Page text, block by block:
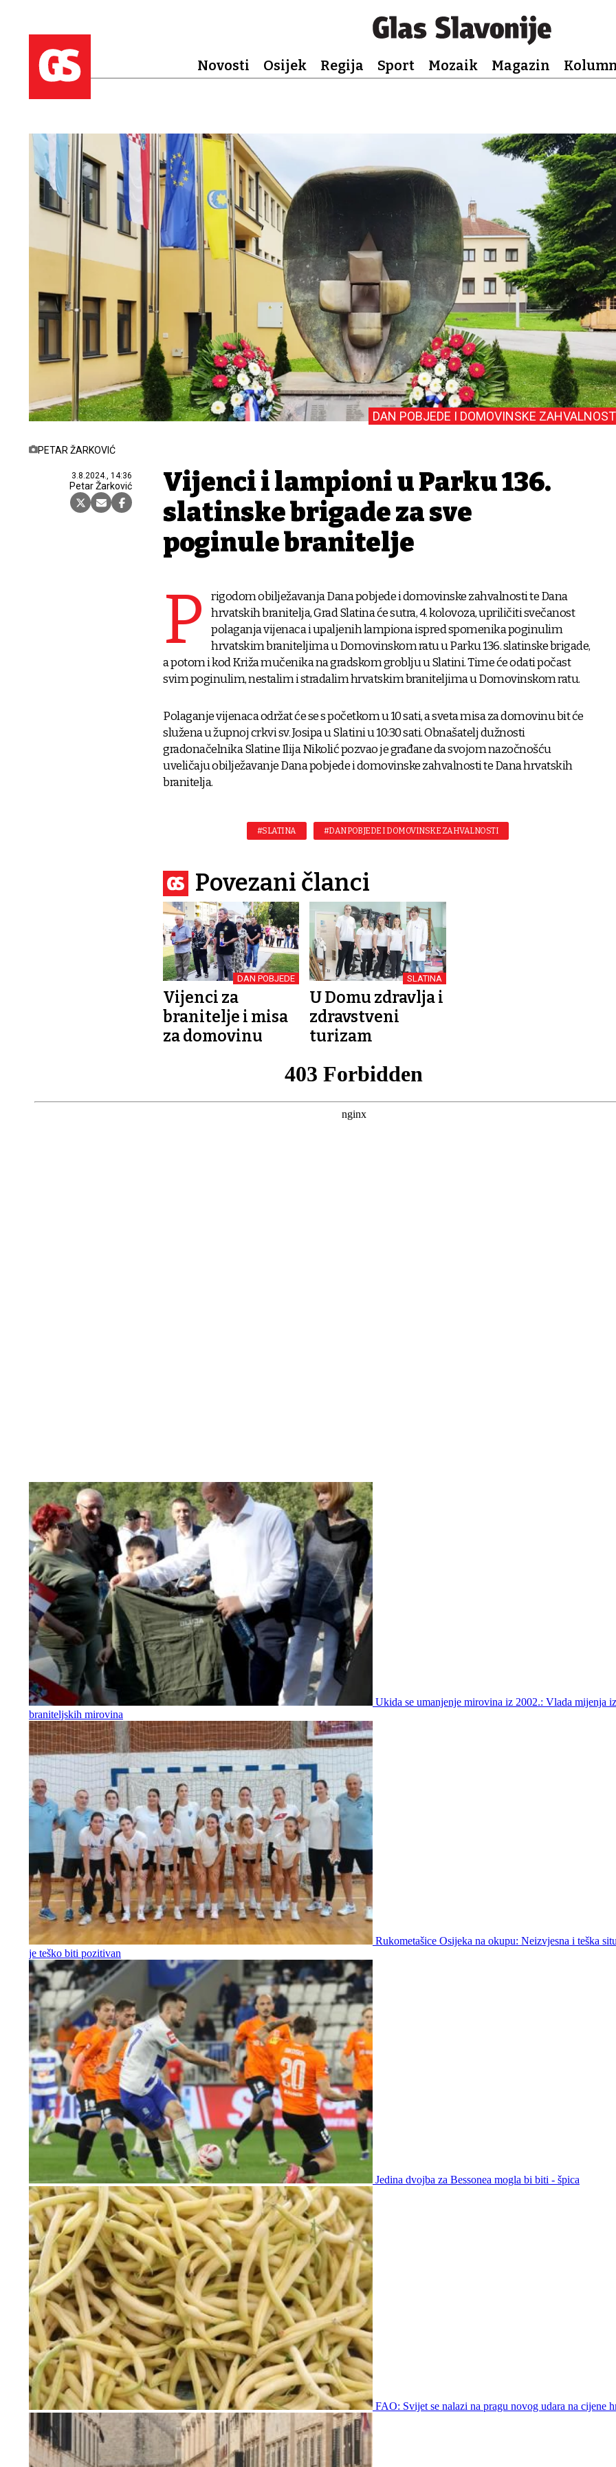
Novosti Osijek Regija Sport Mozaik Magazin
PETAR ŽARKOVIĆ
3.8.2024., 14:36
Petar Žarković
DAN POBJEDE I DOMOVINSKE
Vijenci i lampioni u Parku 136.
slatinske brigade za sve
poginule branitelje
P
rigodom obilježavanja Dana pobjede i domovinske zahvalnosti te Dana
hrvatskih branitelja, Grad Slatina će sutra, 4. kolovoza, upriličiti svečanost
polaganja vijenaca i upaljenih lampiona ispred spomenika poginulim
hrvatskim braniteljima u Domovinskom ratu u Parku 136. slatinske brigade,
a potom i kod Križa mučenika na gradskom groblju u Slatini. Time će odati počast
svim poginulim, nestalim i stradalim hrvatskim braniteljima u Domovinskom ratu.
Polaganje vijenaca održat će se s početkom u 10 sati, a sveta misa za domovinu bit će
služena u župnoj crkvi sv. Josipa u Slatini u 10:30 sati. Obnašatelj dužnosti
gradonačelnika Slatine Ilija Nikolić pozvao je građane da svojom nazočnošću
uveličaju obilježavanje Dana pobjede i domovinske zahvalnosti te Dana hrvatskih
branitelja.
#SLATINA #DAN POBJEDE I DOMOVINSKE ZAHVALNOSTI
Povezani članci
DAN POBJEDE
Vijenci za
branitelje i misa
za domovinu
SLATINA
U Domu zdravlja i
zdravstveni
turizam
Ukida se umanjenje mirovina iz 2002.: Vlada mijenja
braniteljskih mirovina
Rukometašice Osijeka na okupu: Neizvjesna i teška
je teško biti pozitivan
Jedina dvojba za Bessonea mogla bi biti - špica
FAO: Svijet se nalazi na pragu novog udara na cijene